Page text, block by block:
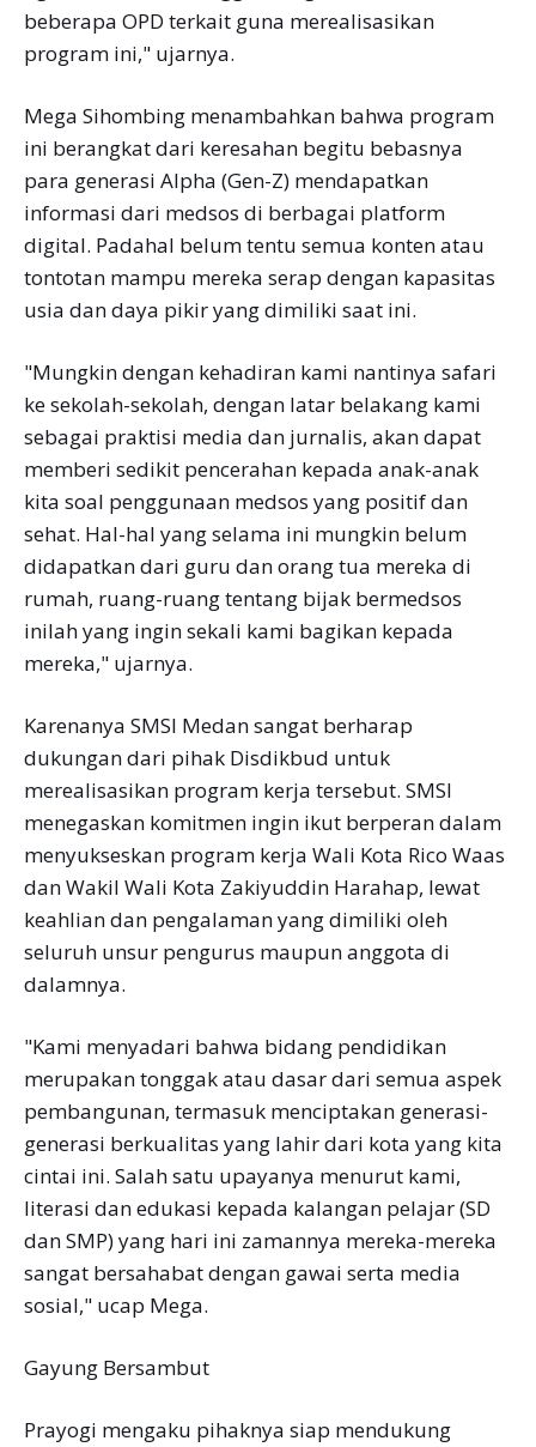
beberapa OPD terkait guna merealisasikan
program ini," ujarnya.
Mega Sihombing menambahkan bahwa program
ini berangkat dari keresahan begitu bebasnya
para generasi Alpha (Gen-Z) mendapatkan
informasi dari medsos di berbagai platform
digital. Padahal belum tentu semua konten atau
tontotan mampu mereka serap dengan kapasitas
usia dan daya pikir yang dimiliki saat ini.
"Mungkin dengan kehadiran kami nantinya safari
ke sekolah-sekolah, dengan latar belakang kami
sebagai praktisi media dan jurnalis, akan dapat
memberi sedikit pencerahan kepada anak-anak
kita soal penggunaan medsos yang positif dan
sehat. Hal-hal yang selama ini mungkin belum
didapatkan dari guru dan orang tua mereka di
rumah, ruang-ruang tentang bijak bermedsos
inilah yang ingin sekali kami bagikan kepada
mereka," ujarnya.
Karenanya SMSI Medan sangat berharap
dukungan dari pihak Disdikbud untuk
merealisasikan program kerja tersebut. SMSI
menegaskan komitmen ingin ikut berperan dalam
menyukseskan program kerja Wali Kota Rico Waas
dan Wakil Wali Kota Zakiyuddin Harahap, lewat
keahlian dan pengalaman yang dimiliki oleh
seluruh unsur pengurus maupun anggota di
dalamnya.
"Kami menyadari bahwa bidang pendidikan
merupakan tonggak atau dasar dari semua aspek
pembangunan, termasuk menciptakan generasi-
generasi berkualitas yang lahir dari kota yang kita
cintai ini. Salah satu upayanya menurut kami,
literasi dan edukasi kepada kalangan pelajar (SD
dan SMP) yang hari ini zamannya mereka-mereka
sangat bersahabat dengan gawai serta media
sosial," ucap Mega.
Gayung Bersambut
Prayogi mengaku pihaknya siap mendukung